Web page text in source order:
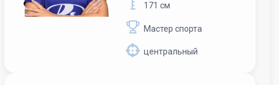
171 см
Мастер спорта
центральный